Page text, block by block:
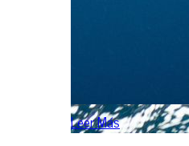
Leer Más